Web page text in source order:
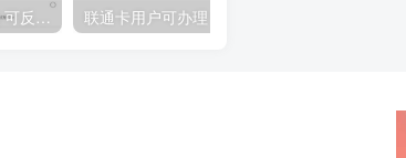
0.1元开7天优酷黄金会员 可反复开通需要关闭自动续费